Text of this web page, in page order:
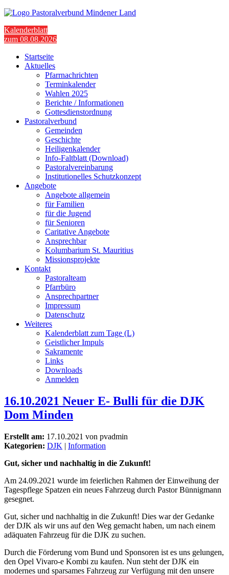
Kalenderblatt
zum 08.08.2026
Startseite
Aktuelles
Pfarrnachrichten
Terminkalender
Wahlen 2025
Berichte / Informationen
Gottesdienstordnung
Pastoralverbund
Gemeinden
Geschichte
Heiligenkalender
Info-Faltblatt (Download)
Pastoralvereinbarung
Institutionelles Schutzkonzept
Angebote
Angebote allgemein
für Familien
für die Jugend
für Senioren
Caritative Angebote
Ansprechbar
Kolumbarium St. Mauritius
Missionsprojekte
Kontakt
Pastoralteam
Pfarrbüro
Ansprechpartner
Impressum
Datenschutz
Weiteres
Kalenderblatt zum Tage (L)
Geistlicher Impuls
Sakramente
Links
Downloads
Anmelden
16.10.2021 Neuer E- Bulli für die DJK
Dom Minden
Erstellt am: 17.10.2021 von pvadmin
Kategorien: DJK | Information
Gut, sicher und nachhaltig in die Zukunft!
Am 24.09.2021 wurde im feierlichen Rahmen der Einweihung der
Tagespflege Spatzen ein neues Fahrzeug durch Pastor Bünnigmann
gesegnet.
Gut, sicher und nachhaltig in die Zukunft! Dies war der Gedanke
der DJK als wir uns auf den Weg gemacht haben, um nach einem
adäquaten Fahrzeug für die DJK zu suchen.
Durch die Förderung vom Bund und Sponsoren ist es uns gelungen,
den Opel Vivaro-e Kombi zu kaufen. Nun steht der DJK ein
modernes und sparsames Fahrzeug zur Verfügung mit den unsere